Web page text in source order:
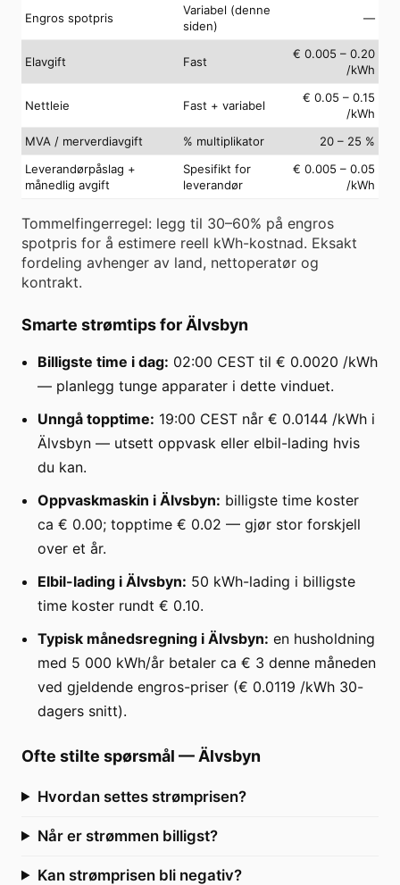
Engros spotpris
Variabel (denne
siden)
—
Elavgift Fast
€ 0.005 – 0.20
/kWh
Nettleie Fast + variabel
€ 0.05 – 0.15
/kWh
MVA / merverdiavgift
% multiplikator
20 – 25 %
Leverandørpåslag +
månedlig avgift
Spesifikt for
leverandør
€ 0.005 – 0.05
/kWh
Tommelfingerregel: legg til 30–60% på engros
spotpris for å estimere reell kWh-kostnad. Eksakt
fordeling avhenger av land, nettoperatør og
kontrakt.
Smarte strømtips for Älvsbyn
Billigste time i dag: 02:00 CEST til € 0.0020 /kWh
— planlegg tunge apparater i dette vinduet.
Unngå topptime: 19:00 CEST når € 0.0144 /kWh i
Älvsbyn — utsett oppvask eller elbil-lading hvis
du kan.
Oppvaskmaskin i Älvsbyn: billigste time koster
ca € 0.00; topptime € 0.02 — gjør stor forskjell
over et år.
Elbil-lading i Älvsbyn: 50 kWh-lading i billigste
time koster rundt € 0.10.
Typisk månedsregning i Älvsbyn: en husholdning
med 5 000 kWh/år betaler ca € 3 denne måneden
ved gjeldende engros-priser (€ 0.0119 /kWh 30-
dagers snitt).
Ofte stilte spørsmål — Älvsbyn
Hvordan settes strømprisen?
Når er strømmen billigst?
Kan strømprisen bli negativ?